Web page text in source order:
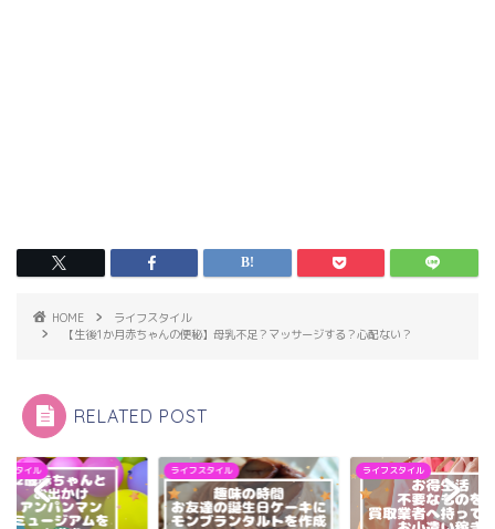
HOME
ライフスタイル
【生後1か月赤ちゃんの便秘】母乳不足？マッサージする？心配ない？
RELATED POST
スタイル ライフスタイル ライフスタイル